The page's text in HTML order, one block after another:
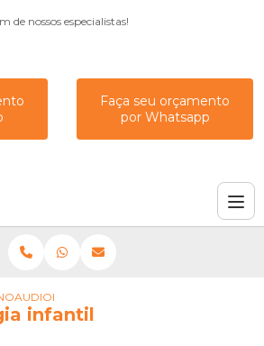
de nossos especialistas!
Faça seu orçamento
por Whatsapp
INFANTIL
infantil